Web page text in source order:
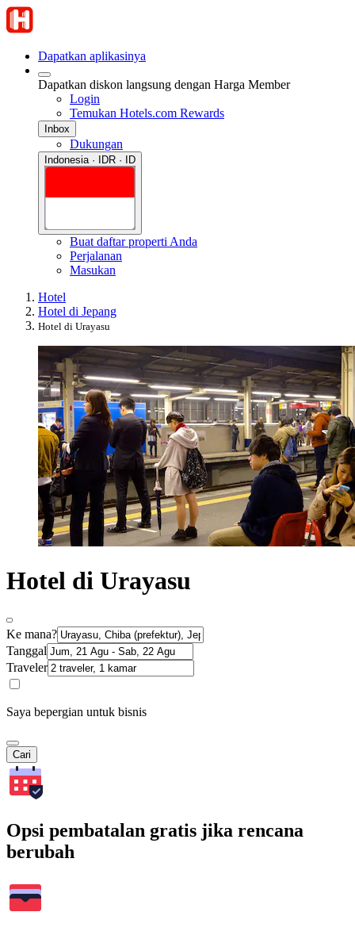
Dapatkan aplikasinya
Dapatkan diskon langsung dengan Harga Member
Login
Temukan Hotels.com Rewards
Inbox
Dukungan
Indonesia · IDR · ID
Buat daftar properti Anda
Perjalanan
Masukan
Hotel
Hotel di Jepang
Hotel di Urayasu
Hotel di Urayasu
Ke mana?
Tanggal
Traveler
Saya bepergian untuk bisnis
Cari
Opsi pembatalan gratis jika rencana
berubah